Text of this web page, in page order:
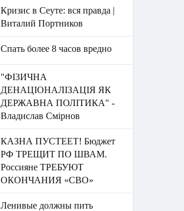
Кризис в Сеуте: вся правда |
Виталий Портников
Спать более 8 часов вредно
"ФІЗИЧНА
ДЕНАЦІОНАЛІЗАЦІЯ ЯК
ДЕРЖАВНА ПОЛІТИКА" -
Владислав Смірнов
КАЗНА ПУСТЕЕТ! Бюджет
РФ ТРЕЩИТ ПО ШВАМ.
Россияне ТРЕБУЮТ
ОКОНЧАНИЯ «СВО»
Ленивые должны пить